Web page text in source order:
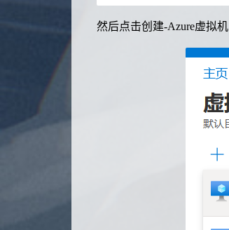
然后点击创建-Azure虚拟机